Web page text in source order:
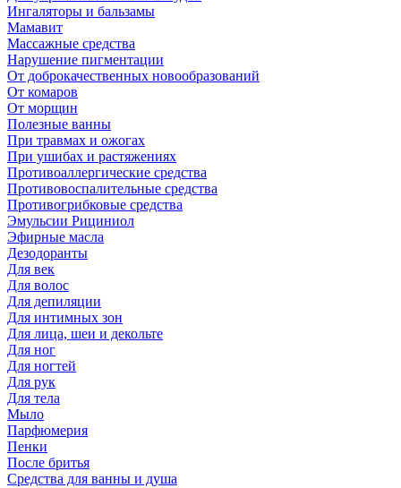
Ингаляторы и бальзамы
Мамавит
Массажные средства
Нарушение пигментации
От доброкачественных новообразований
От комаров
От морщин
Полезные ванны
При травмах и ожогах
При ушибах и растяжениях
Противоаллергические средства
Противовоспалительные средства
Противогрибковые средства
Эмульсии Рициниол
Эфирные масла
Дезодоранты
Для век
Для волос
Для депиляции
Для интимных зон
Для лица, шеи и декольте
Для ног
Для ногтей
Для рук
Для тела
Мыло
Парфюмерия
Пенки
После бритья
Средства для ванны и душа